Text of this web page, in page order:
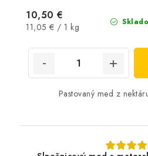
10,50 €
Jednotková
11,05 € / 1 kg
Pastovaný med z